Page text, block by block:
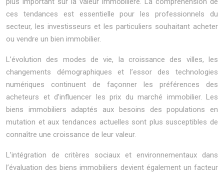
ces tendances est essentielle pour les professionnels du
secteur, les investisseurs et les particuliers souhaitant acheter
ou vendre un bien immobilier.
L’évolution des modes de vie, la croissance des villes, les
changements démographiques et l’essor des technologies
numériques continuent de façonner les préférences des
acheteurs et d’influencer les prix du marché immobilier. Les
biens immobiliers adaptés aux besoins des populations en
mutation et aux tendances actuelles sont plus susceptibles de
connaître une croissance de leur valeur.
L’intégration de critères sociaux et environnementaux dans
l’évaluation des biens immobiliers devient également un facteur